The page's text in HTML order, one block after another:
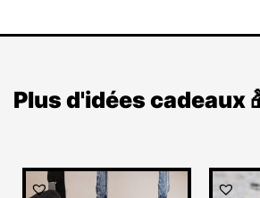
Plus d'idées cadeaux